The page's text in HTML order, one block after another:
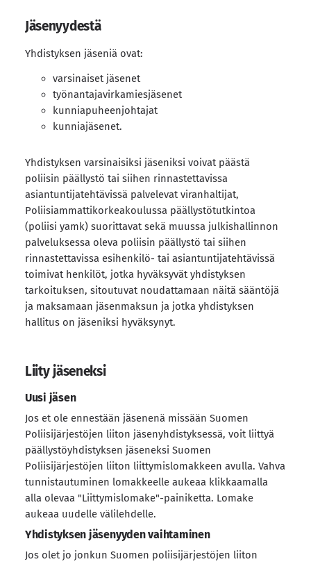
Jäsenyydestä
Yhdistyksen jäseniä ovat:
varsinaiset jäsenet
työnantajavirkamiesjäsenet
kunniapuheenjohtajat
kunniajäsenet.
Yhdistyksen varsinaisiksi jäseniksi voivat päästä
poliisin päällystö tai siihen rinnastettavissa
asiantuntijatehtä­vissä palvelevat viranhaltijat,
Poliisiammattikorkeakoulussa päällystötutkintoa
(poliisi yamk) suorittavat sekä muussa julkishallinnon
palveluksessa oleva poliisin päällystö tai siihen
rinnastettavissa esihenkilö- tai asiantuntijatehtävissä
toimivat henkilöt, jotka hyväksyvät yhdistyksen
tarkoituksen, sitoutuvat noudattamaan näitä sääntöjä
ja maksamaan jäsenmaksun ja jotka yhdistyksen
hallitus on jäseniksi hyväksynyt.
Liity jäseneksi
Uusi jäsen
Jos et ole ennestään jäsenenä missään Suomen
Poliisijärjestöjen liiton jäsenyhdistyksessä, voit liittyä
päällystöyhdistyksen jäseneksi Suomen
Poliisijärjestöjen liiton liittymislomakkeen avulla. Vahva
tunnistautuminen lomakkeelle aukeaa klikkaamalla
alla olevaa "Liittymislomake"-painiketta. Lomake
aukeaa uudelle välilehdelle.
Yhdistyksen jäsenyyden vaihtaminen
Jos olet jo jonkun Suomen poliisijärjestöjen liiton